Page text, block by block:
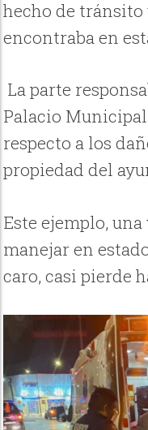
hecho de
encontraba en
La parte
Palacio
respecto a los
propiedad del
Este ejemplo,
manejar en
caro, casi pierde